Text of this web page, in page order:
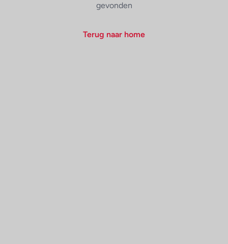
gevonden
Terug naar home